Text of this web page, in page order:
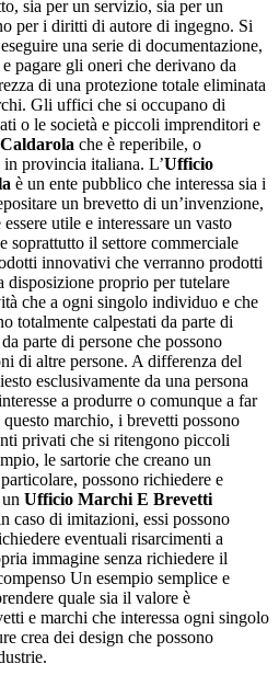
sia per un servizio, sia per un
per i diritti di autore di ingegno. Si
una serie di documentazione,
pagare gli oneri che derivano da
di una protezione totale eliminata
Gli uffici che si occupano di
o le società e piccoli imprenditori e
che è reperibile, o
provincia italiana. L’Ufficio
è un ente pubblico che interessa sia i
un brevetto di un’invenzione,
utile e interessare un vasto
soprattutto il settore commerciale
innovativi che verranno prodotti
disposizione proprio per tutelare
che a ogni singolo individuo e che
totalmente calpestati da parte di
parte di persone che possono
di altre persone. A differenza del
esclusivamente da una persona
a produrre o comunque a far
marchio, i brevetti possono
privati che si ritengono piccoli
le sartorie che creano un
possono richiedere e
Ufficio Marchi E Brevetti
caso di imitazioni, essi possono
eventuali risarcimenti a
immagine senza richiedere il
Un esempio semplice e
quale sia il valore è
e marchi che interessa ogni singolo
crea dei design che possono